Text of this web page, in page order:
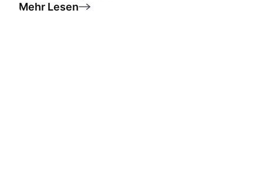
Mehr Lesen